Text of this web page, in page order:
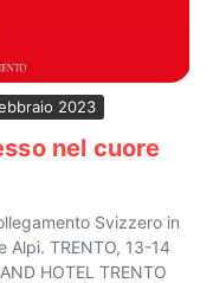
2023
nel cuore
Svizzero in
Alpi. TRENTO, 13-14
HOTEL TRENTO